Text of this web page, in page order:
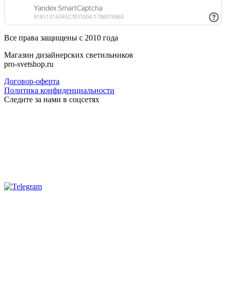
Все права защищены с 2010 года
Магазин дизайнерских светильников
pro-svetshop.ru
Договор-оферта
Политика конфиденциальности
Следите за нами в соцсетях